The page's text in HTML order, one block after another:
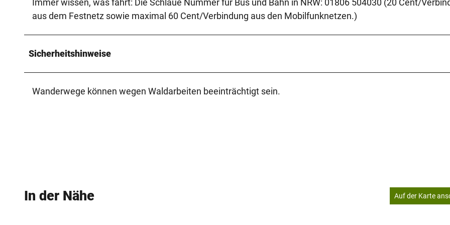
Immer wissen, was fährt: Die Schlaue Nummer für Bus und Bahn in NRW: 01806 504030 (20 Cent/
aus dem Festnetz sowie maximal 60 Cent/Verbindung aus den Mobilfunknetzen.)
Sicherheitshinweise
Wanderwege können wegen Waldarbeiten beeinträchtigt sein.
In der Nähe Auf der Karte